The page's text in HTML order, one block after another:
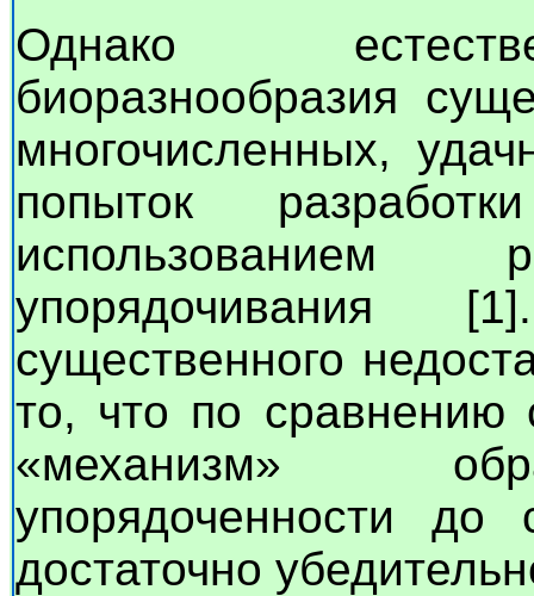
Однако
биоразнообразия
многочисленных,
попыток
использованием
упорядочивания
существенного
то, что по сравнению
«механизм»
упорядоченности
достаточно